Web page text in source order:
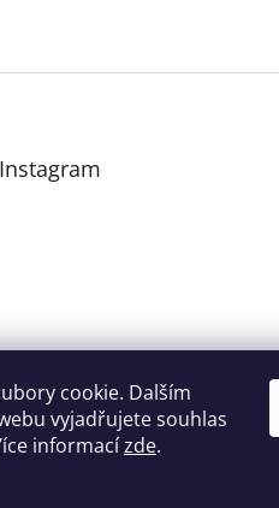
cookie. Dalším
vyjadřujete souhlas
informacízde.
Instagram